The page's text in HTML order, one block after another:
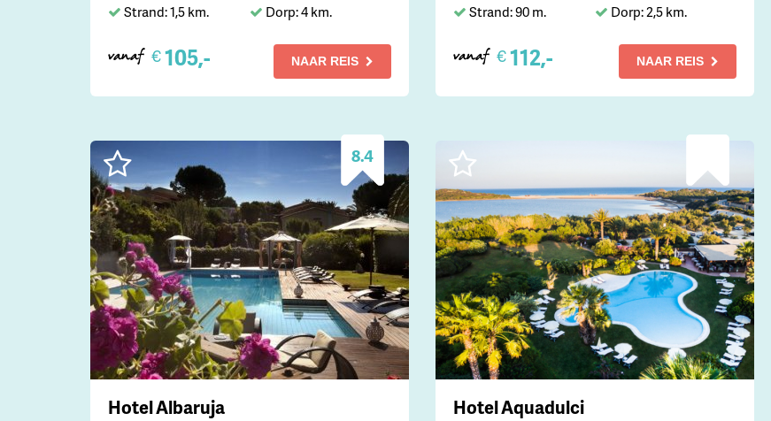
Strand: 1,5 km.
Dorp: 4 km.
vanaf €105,- NAAR REIS
Strand: 90 m.
Dorp: 2,5 km.
vanaf €112,- NAAR REIS
8.4
Hotel Albaruja Hotel Aquadulci